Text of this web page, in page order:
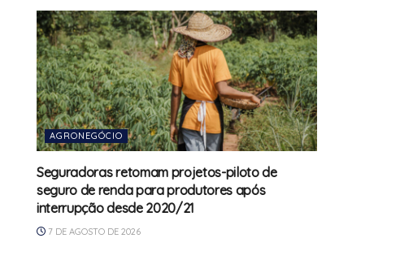
AGRONEGÓCIO
Seguradoras retomam projetos-piloto de
seguro de renda para produtores após
interrupção desde 2020/21
7 DE AGOSTO DE 2026